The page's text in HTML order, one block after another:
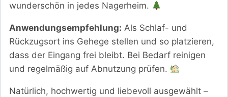
wunderschön in jedes Nagerheim.
Anwendungsempfehlung: Als Schlaf- und
Rückzugsort ins Gehege stellen und so platzieren,
dass der Eingang frei bleibt. Bei Bedarf reinigen
und regelmäßig auf Abnutzung prüfen.
Natürlich, hochwertig und liebevoll ausgewählt –